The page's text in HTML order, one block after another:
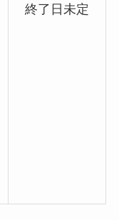
終了日未定